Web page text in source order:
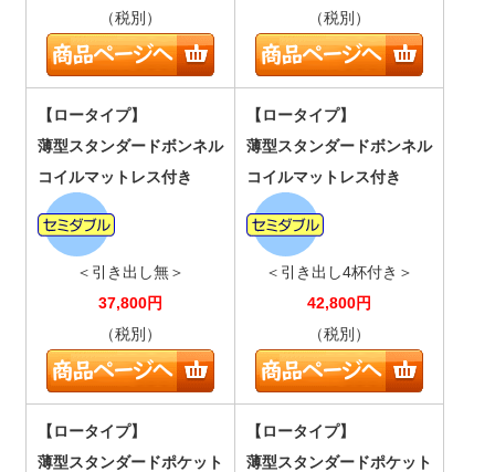
（税別） （税別）
【ロータイプ】
薄型スタンダードボンネル
コイルマットレス付き
＜引き出し無＞
37,800円
（税別）
【ロータイプ】
薄型スタンダードボンネル
コイルマットレス付き
＜引き出し4杯付き＞
42,800円
（税別）
【ロータイプ】
薄型スタンダードポケット
【ロータイプ】
薄型スタンダードポケット